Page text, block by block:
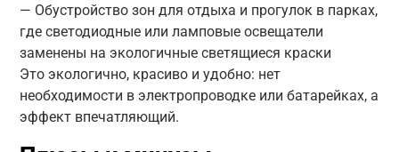
— Обустройство зон для отдыха и прогулок в парках,
где светодиодные или ламповые освещатели
заменены на экологичные светящиеся краски
Это экологично, красиво и удобно: нет
необходимости в электропроводке или батарейках, а
эффект впечатляющий.